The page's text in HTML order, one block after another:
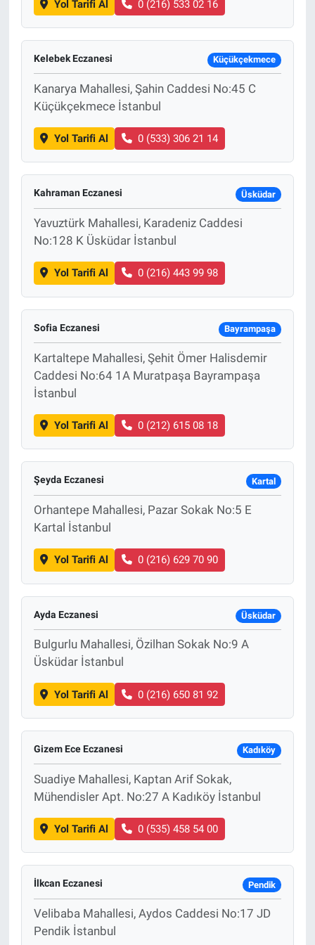
Yol Tarifi Al 0 (216) 533 02 16
Kelebek Eczanesi Küçükçekmece
Kanarya Mahallesi, Şahin Caddesi No:45 C
Küçükçekmece İstanbul
Yol Tarifi Al 0 (533) 306 21 14
Kahraman Eczanesi Üsküdar
Yavuztürk Mahallesi, Karadeniz Caddesi
No:128 K Üsküdar İstanbul
Yol Tarifi Al 0 (216) 443 99 98
Sofia Eczanesi Bayrampaşa
Kartaltepe Mahallesi, Şehit Ömer Halisdemir
Caddesi No:64 1A Muratpaşa Bayrampaşa
İstanbul
Yol Tarifi Al 0 (212) 615 08 18
Şeyda Eczanesi Kartal
Orhantepe Mahallesi, Pazar Sokak No:5 E
Kartal İstanbul
Yol Tarifi Al 0 (216) 629 70 90
Ayda Eczanesi Üsküdar
Bulgurlu Mahallesi, Özilhan Sokak No:9 A
Üsküdar İstanbul
Yol Tarifi Al 0 (216) 650 81 92
Gizem Ece Eczanesi Kadıköy
Suadiye Mahallesi, Kaptan Arif Sokak,
Mühendisler Apt. No:27 A Kadıköy İstanbul
Yol Tarifi Al 0 (535) 458 54 00
İlkcan Eczanesi Pendik
Velibaba Mahallesi, Aydos Caddesi No:17 JD
Pendik İstanbul